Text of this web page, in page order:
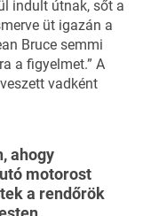
indult útnak, sőt a
üt igazán a
Bruce semmi
a figyelmet.” A
vadként
ahogy
motorost
a rendőrök